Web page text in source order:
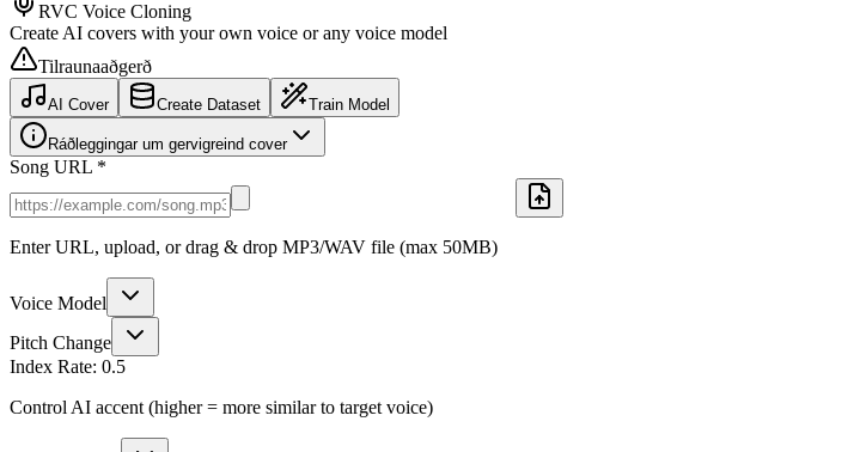
RVC Voice Cloning
Create AI covers with your own voice or any voice model
Tilraunaaðgerð
AI Cover Create Dataset Train Model
Ráðleggingar um gervigreind cover
Song URL *
Enter URL, upload, or drag & drop MP3/WAV file (max 50MB)
Voice Model
Pitch Change
Index Rate: 0.5
Control AI accent (higher = more similar to target voice)